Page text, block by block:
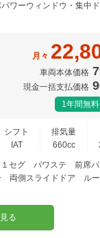
ワーウィンドウ・集中
月々
車両本体価格
現金一括支払価格
1年間無
シフト
IAT
排気量
660cc
セグ パワステ 前席パ
両側スライドドア ルー
る